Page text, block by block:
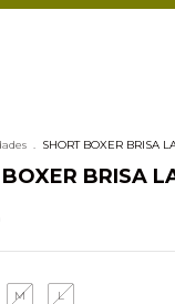
. SHORT BOXER BRISA
BRISA
M L